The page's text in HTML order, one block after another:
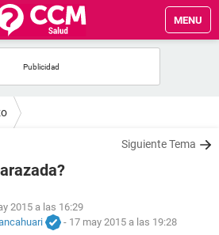
MENU
Siguiente Tema
2015 a las 16:29
- 17 may 2015 a las 19:28